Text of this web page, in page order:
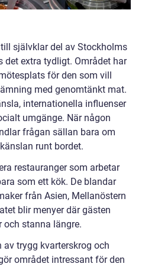
självklar del av Stockholms
det extra tydligt. Området har
för den som vill
med genomtänkt mat.
internationella influenser
umgänge. När någon
frågan sällan bara om
runt bordet.
restauranger som arbetar
som ett kök. De blandar
från Asien, Mellanöstern
blir menyer där gästen
och stanna längre.
trygg kvarterskrog och
området intressant för den